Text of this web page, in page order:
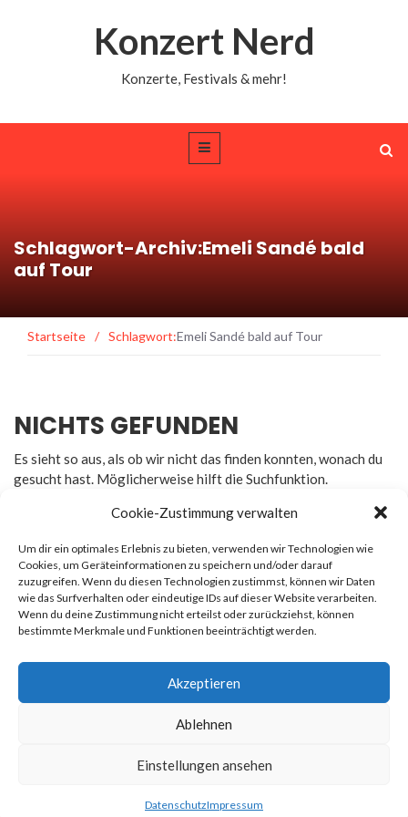
Cookie-Zustimmung verwalten
Um dir ein optimales Erlebnis zu bieten, verwenden wir Technologien wie
Cookies, um Geräteinformationen zu speichern und/oder darauf
zuzugreifen. Wenn du diesen Technologien zustimmst, können wir Daten
wie das Surfverhalten oder eindeutige IDs auf dieser Website verarbeiten.
Wenn du deine Zustimmung nicht erteilst oder zurückziehst, können
bestimmte Merkmale und Funktionen beeinträchtigt werden.
Akzeptieren
Ablehnen
Einstellungen ansehen
DatenschutzImpressum
Konzert Nerd
Konzerte, Festivals & mehr!
Schlagwort-Archiv:Emeli Sandé bald
auf Tour
Startseite / Schlagwort:Emeli Sandé bald auf Tour
NICHTS GEFUNDEN
Es sieht so aus, als ob wir nicht das finden konnten, wonach du
gesucht hast. Möglicherweise hilft die Suchfunktion.
Rechtliches
Datenschutz
Datenschutz